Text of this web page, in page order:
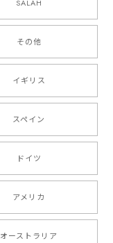
SALAH
その他
イギリス
スペイン
ドイツ
アメリカ
オーストラリア